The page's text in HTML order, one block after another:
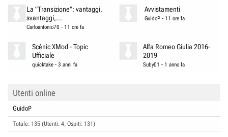
La "Transizione": vantaggi,
svantaggi,...
Carloantonio70 - 11 ore fa
Avvistamenti
GuidoP - 11 ore fa
Scénic XMod - Topic
Ufficiale
quicktake -3 anni fa
Alfa Romeo Giulia 2016-
2019
Suby01 - 1 anno fa
Utenti online
GuidoP
Totale: 135 (Utenti: 4, Ospiti: 131)